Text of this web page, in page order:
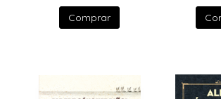
Comprar